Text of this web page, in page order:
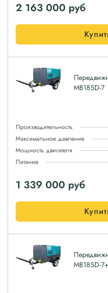
2 163 000 руб
MB185D-7
Производительность
Максимальное давление
Мощность двигателя
Питание
1 339 000 руб
MB185D-